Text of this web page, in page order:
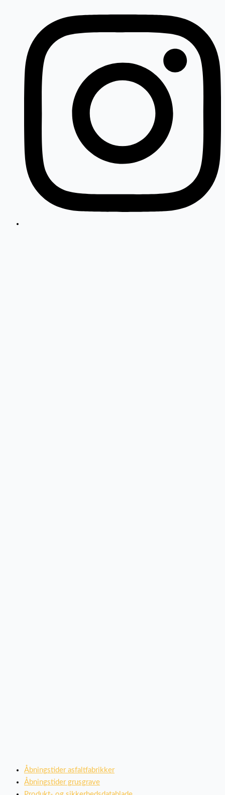
Åbningstider asfaltfabrikker
Åbningstider grusgrave